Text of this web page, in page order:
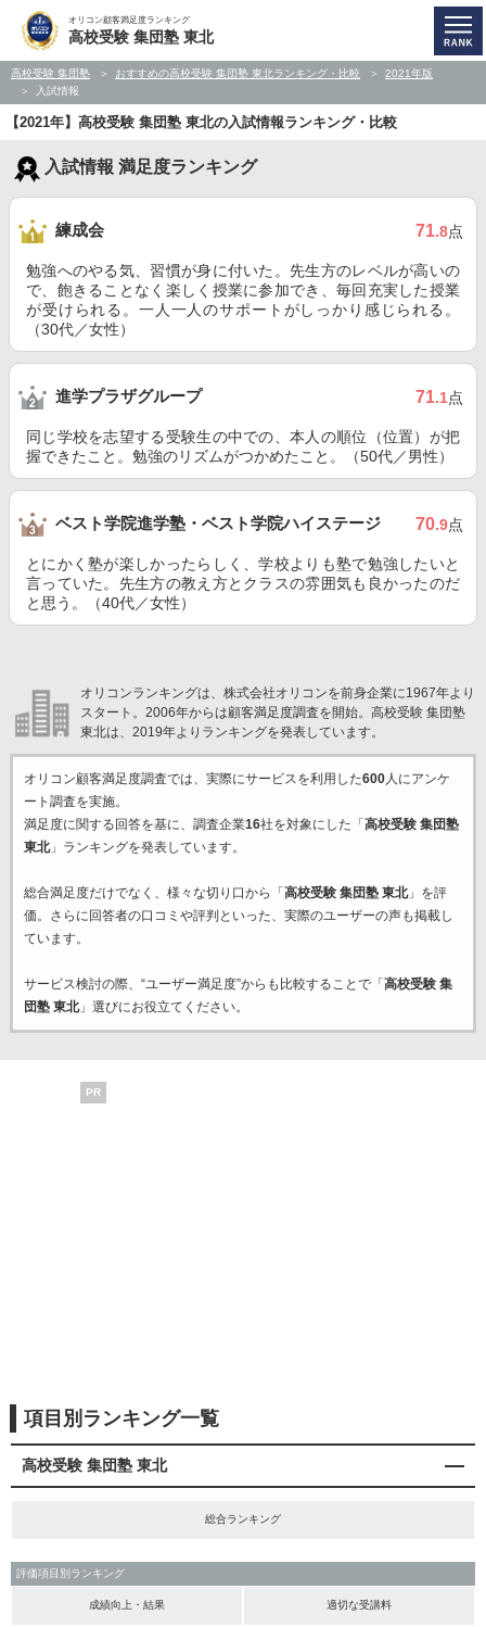
オリコン顧客満足度ランキング
高校受験 集団塾 東北
高校受験 集団塾 おすすめの高校受験 集団塾 東北ランキング・比較
2021年版
入試情報
【2021年】高校受験 集団塾 東北の入試情報ランキング・比較
入試情報 満足度ランキング
練成会 71.8点
勉強へのやる気、習慣が身に付いた。先生方のレベルが高いの
で、飽きることなく楽しく授業に参加でき、毎回充実した授業
が受けられる。一人一人のサポートがしっかり感じられる。
（30代／女性）
進学プラザグループ 71.1点
同じ学校を志望する受験生の中での、本人の順位（位置）が把
握できたこと。勉強のリズムがつかめたこと。（50代／男性）
ベスト学院進学塾・ベスト学院ハイステージ 70.9点
とにかく塾が楽しかったらしく、学校よりも塾で勉強したいと
言っていた。先生方の教え方とクラスの雰囲気も良かったのだ
と思う。（40代／女性）
オリコンランキングは、株式会社オリコンを前身企業に1967年より
スタート。2006年からは顧客満足度調査を開始。高校受験 集団塾
東北は、2019年よりランキングを発表しています。
オリコン顧客満足度調査では、実際にサービスを利用した600人にアンケ
ート調査を実施。
満足度に関する回答を基に、調査企業16社を対象にした「 高校受験 集団塾
東北」ランキングを発表しています。
総合満足度だけでなく、様々な切り口から「 高校受験 集団塾 東北」を評
価。さらに回答者の口コミや評判といった、実際のユーザーの声も掲載し
ています。
サービス検討の際、“ユーザー満足度”からも比較することで「 高校受験 集
団塾 東北」選びにお役立てください。
PR
項目別ランキング一覧
高校受験 集団塾 東北
総合ランキング
評価項目別ランキング
成績向上・結果 適切な受講料